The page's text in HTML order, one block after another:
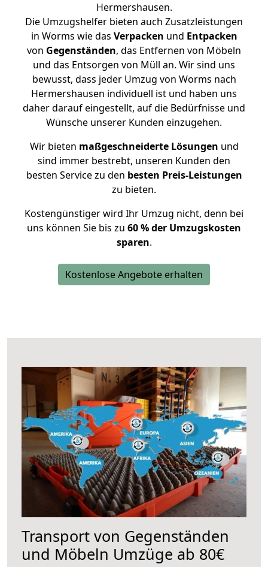
Hermershausen.
Die Umzugshelfer bieten auch Zusatzleistungen
in Worms wie das Verpacken und Entpacken
von Gegenständen, das Entfernen von Möbeln
und das Entsorgen von Müll an. Wir sind uns
bewusst, dass jeder Umzug von Worms nach
Hermershausen individuell ist und haben uns
daher darauf eingestellt, auf die Bedürfnisse und
Wünsche unserer Kunden einzugehen.
Wir bieten maßgeschneiderte Lösungen und
sind immer bestrebt, unseren Kunden den
besten Service zu den besten Preis-Leistungen
zu bieten.
Kostengünstiger wird Ihr Umzug nicht, denn bei
uns können Sie bis zu 60 % der Umzugskosten
sparen.
Kostenlose Angebote erhalten
Transport von Gegenständen
und Möbeln Umzüge ab 80€